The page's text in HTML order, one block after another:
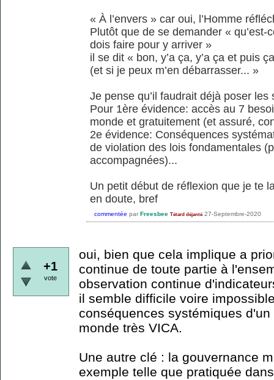
« À l’envers » car oui, l’Homme
Plutôt que de se demander « qu’est-
dois faire pour y arriver »
il se dit « bon, y’a ça, y’a ça et puis
(et si je peux m’en débarrasser... »
Je pense qu’il faudrait déjà poser
Pour 1ère évidence: accès au 7
monde et gratuitement (et assuré,
2e évidence: Conséquences
de violation des lois fondamentales
accompagnées)...
Un petit début de réflexion que je te
en doute, bref
commentée par Freesbee Tétard déjanté 27-Septembre-2020
+1
vote
oui, bien que cela implique a
continue de toute partie à
observation continue
il semble difficile voire
conséquences systémiques
monde très VICA.
Une autre clé : la gouvernance
exemple telle que pratiquée